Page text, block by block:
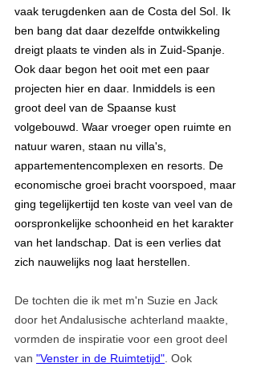
vaak terugdenken aan de Costa del Sol. Ik
ben bang dat daar dezelfde ontwikkeling
dreigt plaats te vinden als in Zuid-Spanje.
Ook daar begon het ooit met een paar
projecten hier en daar. Inmiddels is een
groot deel van de Spaanse kust
volgebouwd. Waar vroeger open ruimte en
natuur waren, staan nu villa's,
appartementencomplexen en resorts. De
economische groei bracht voorspoed, maar
ging tegelijkertijd ten koste van veel van de
oorspronkelijke schoonheid en het karakter
van het landschap. Dat is een verlies dat
zich nauwelijks nog laat herstellen.
De tochten die ik met m'n Suzie en Jack
door het Andalusische achterland maakte,
vormden de inspiratie voor een groot deel
van "Venster in de Ruimtetijd". Ook